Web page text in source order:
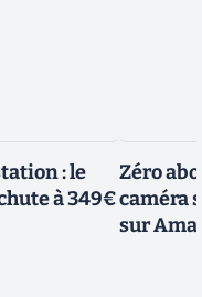
: le
à 349€
Zéro
caméra
sur